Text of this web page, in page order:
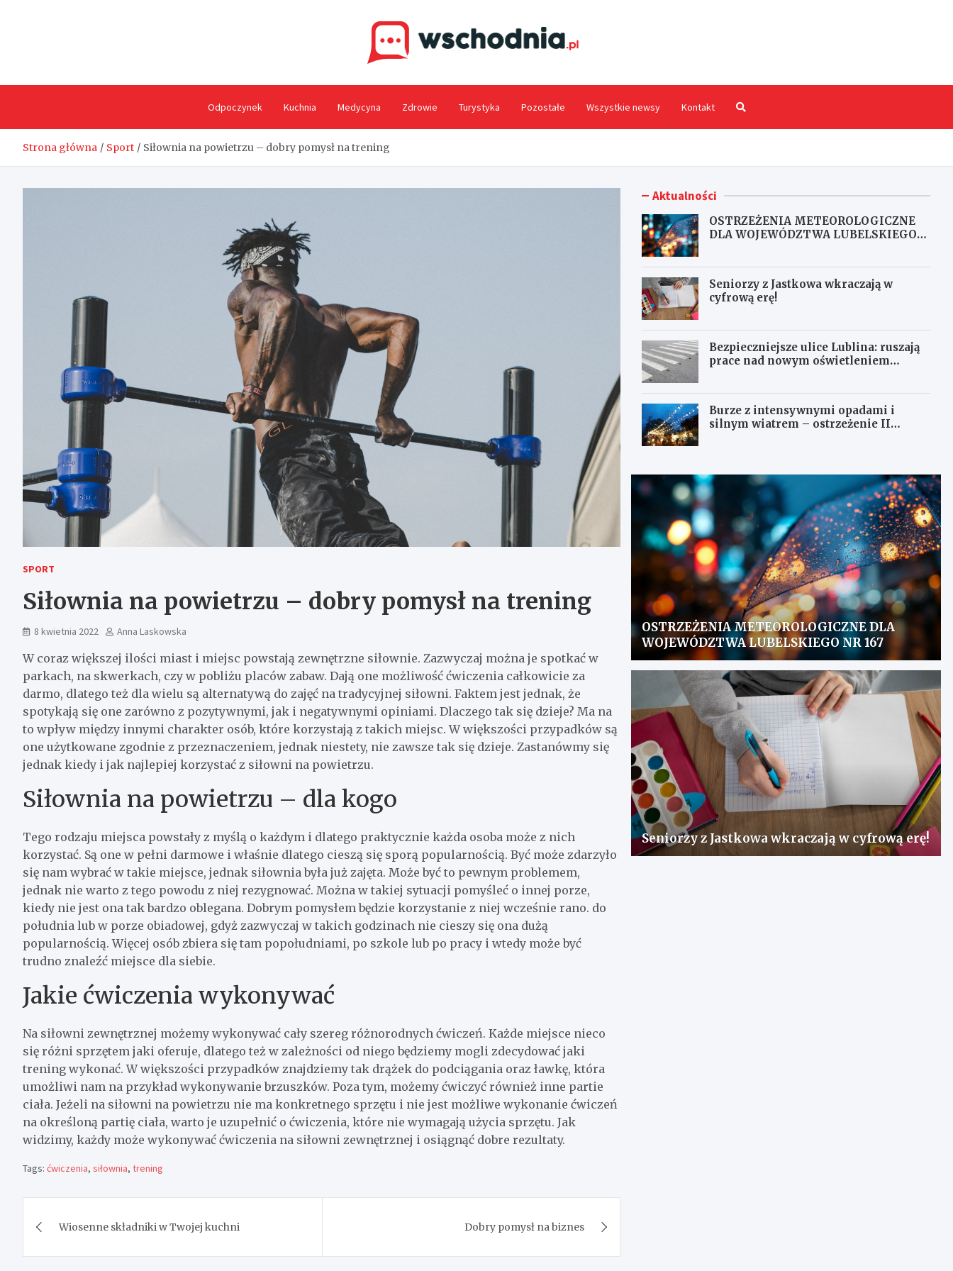
Odpoczynek Kuchnia Medycyna Zdrowie Turystyka Pozostałe Wszystkie newsy Kontakt
Strona główna Sport Siłownia na powietrzu – dobry pomysł na trening
SPORT
Siłownia na powietrzu – dobry pomysł na trening
8 kwietnia 2022 Anna Laskowska
W coraz większej ilości miast i miejsc powstają zewnętrzne siłownie. Zazwyczaj można je spotkać w
parkach, na skwerkach, czy w pobliżu placów zabaw. Dają one możliwość ćwiczenia całkowicie za
darmo, dlatego też dla wielu są alternatywą do zajęć na tradycyjnej siłowni. Faktem jest jednak, że
spotykają się one zarówno z pozytywnymi, jak i negatywnymi opiniami. Dlaczego tak się dzieje? Ma na
to wpływ między innymi charakter osób, które korzystają z takich miejsc. W większości przypadków są
one użytkowane zgodnie z przeznaczeniem, jednak niestety, nie zawsze tak się dzieje. Zastanówmy się
jednak kiedy i jak najlepiej korzystać z siłowni na powietrzu.
Siłownia na powietrzu – dla kogo
Tego rodzaju miejsca powstały z myślą o każdym i dlatego praktycznie każda osoba może z nich
korzystać. Są one w pełni darmowe i właśnie dlatego cieszą się sporą popularnością. Być może zdarzyło
się nam wybrać w takie miejsce, jednak siłownia była już zajęta. Może być to pewnym problemem,
jednak nie warto z tego powodu z niej rezygnować. Można w takiej sytuacji pomyśleć o innej porze,
kiedy nie jest ona tak bardzo oblegana. Dobrym pomysłem będzie korzystanie z niej wcześnie rano. do
południa lub w porze obiadowej, gdyż zazwyczaj w takich godzinach nie cieszy się ona dużą
popularnością. Więcej osób zbiera się tam popołudniami, po szkole lub po pracy i wtedy może być
trudno znaleźć miejsce dla siebie.
Jakie ćwiczenia wykonywać
Na siłowni zewnętrznej możemy wykonywać cały szereg różnorodnych ćwiczeń. Każde miejsce nieco
się różni sprzętem jaki oferuje, dlatego też w zależności od niego będziemy mogli zdecydować jaki
trening wykonać. W większości przypadków znajdziemy tak drążek do podciągania oraz ławkę, która
umożliwi nam na przykład wykonywanie brzuszków. Poza tym, możemy ćwiczyć również inne partie
ciała. Jeżeli na siłowni na powietrzu nie ma konkretnego sprzętu i nie jest możliwe wykonanie ćwiczeń
na określoną partię ciała, warto je uzupełnić o ćwiczenia, które nie wymagają użycia sprzętu. Jak
widzimy, każdy może wykonywać ćwiczenia na siłowni zewnętrznej i osiągnąć dobre rezultaty.
Tags: ćwiczenia, siłownia, trening
wpisu
Wiosenne składniki w Twojej kuchni Dobry pomysł na biznes
Aktualności
OSTRZEŻENIA METEOROLOGICZNE
DLA WOJEWÓDZTWA LUBELSKIEGO
Seniorzy z Jastkowa wkraczają w
cyfrową erę!
Bezpieczniejsze ulice Lublina: ruszają
prace nad nowym oświetleniem
Burze z intensywnymi opadami i
silnym wiatrem – ostrzeżenie II
OSTRZEŻENIA METEOROLOGICZNE DLA
WOJEWÓDZTWA LUBELSKIEGO NR 167
Seniorzy z Jastkowa wkraczają w cyfrową erę!